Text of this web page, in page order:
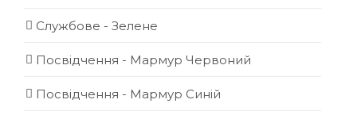
Службове - Зелене
Посвідчення - Мармур Червоний
Посвідчення - Мармур Синій